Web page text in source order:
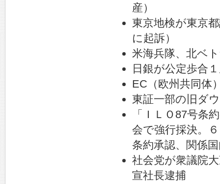
産）
東京地検が東京
に起訴）
米海兵隊、北ベ
日銀が公定歩合
EC（欧州共同体
東証一部の旧ダ
「ＩＬＯ87号条
会で強行採決。
条約承認、関係
社会党が衆議院
宣社長逮捕